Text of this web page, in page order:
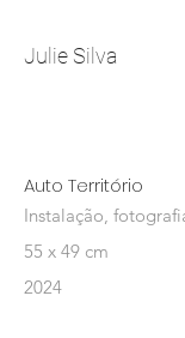
Julie Silva
Auto Território
Instalação,
55 x 49 cm
2024